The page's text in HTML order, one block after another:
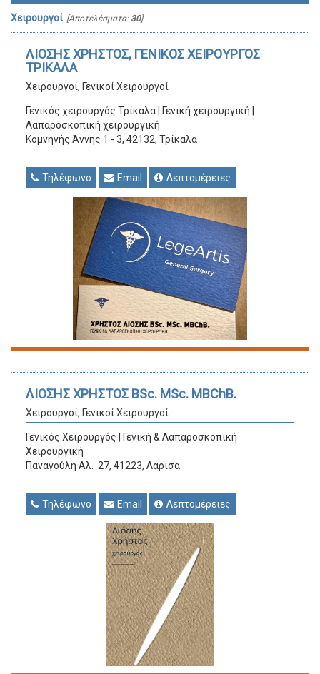
Χειρουργοί [Αποτελέσματα: 30]
ΛΙΟΣΗΣ ΧΡΗΣΤΟΣ, ΓΕΝΙΚΟΣ ΧΕΙΡΟΥΡΓΟΣ
ΤΡΙΚΑΛΑ
Χειρουργοί, Γενικοί Χειρουργοί
Γενικός χειρουργός Τρίκαλα | Γενική χειρουργική |
Λαπαροσκοπική χειρουργική
Κομνηνής Άννης 1 - 3, 42132, Τρίκαλα
Τηλέφωνο Email Λεπτομέρειες
ΛΙΟΣΗΣ ΧΡΗΣΤΟΣ BSc. MSc. MBChB.
Χειρουργοί, Γενικοί Χειρουργοί
Γενικός Χειρουργός | Γενική & Λαπαροσκοπική
Χειρουργική
Παναγούλη Αλ. 27, 41223, Λάρισα
Τηλέφωνο Email Λεπτομέρειες